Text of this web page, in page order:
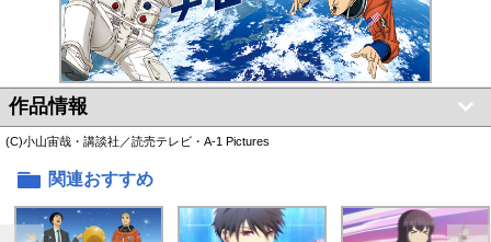
作品情報
(C)小山宙哉・講談社／読売テレビ・A-1 Pictures
関連おすすめ